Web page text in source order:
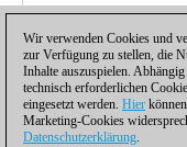
Wir verwenden Cookies und
zur Verfügung zu stellen, die
Inhalte auszuspielen.
technisch erforderlichen
eingesetzt werden. Hier
Marketing-Cookies
Datenschutzerklärung.